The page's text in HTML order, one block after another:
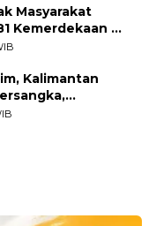
Masyarakat
Kemerdekaan RI
Merah
Kalimantan
10 Milyard